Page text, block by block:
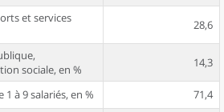
et services
28,6
sociale, en %
14,3
à 9 salariés, en %
71,4